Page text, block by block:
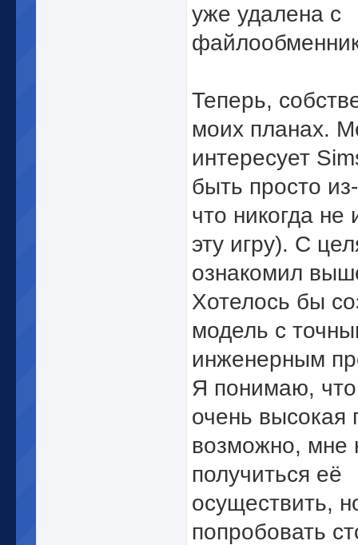
уже удалена с
Теперь,
моих планах.
интересует
быть просто
что никогда не
эту игру). С
ознакомил
Хотелось бы
модель с
инженерным
Я понимаю, что
очень высокая
возможно, мне
получиться её
осуществить,
попробовать